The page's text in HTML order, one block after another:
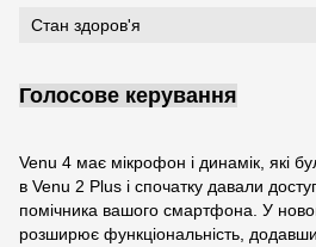
Стан здоров'я
Голосове керування
Venu 4 має мікрофон і динамік, які
в Venu 2 Plus і спочатку давали
помічника вашого смартфона. У
розширює функціональність,